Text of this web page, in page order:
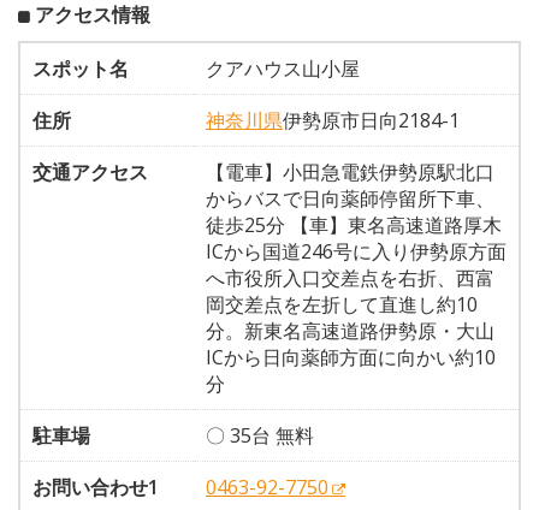
アクセス情報
スポット名
クアハウス山小屋
住所
神奈川県伊勢原市日向2184-1
交通アクセス
【電車】小田急電鉄伊勢原駅北口
からバスで日向薬師停留所下車、
徒歩25分 【車】東名高速道路厚木
ICから国道246号に入り伊勢原方面
へ市役所入口交差点を右折、西富
岡交差点を左折して直進し約10
分。新東名高速道路伊勢原・大山
ICから日向薬師方面に向かい約10
分
駐車場
〇 35台 無料
お問い合わせ1
0463-92-7750